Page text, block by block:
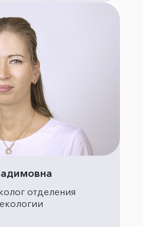
отделения